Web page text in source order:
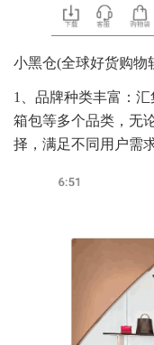
小黑仓(全球好货购物
1、品牌种类丰富：
箱包等多个品类，无
择，满足不同用户需求